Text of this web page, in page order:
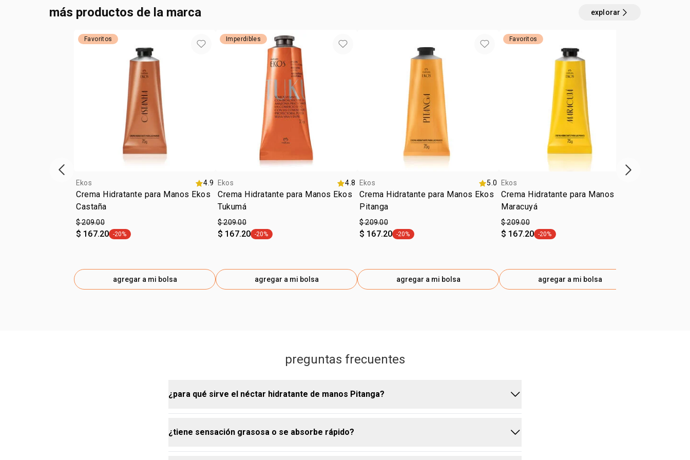
más productos de la marca explorar
Favoritos
Ekos 4.9
Crema Hidratante para Manos Ekos
Castaña
$ 209.00
$ 167.20 etiqueta -20%
-20%
agregar a mi bolsa
Imperdibles
Ekos 4.8
Crema Hidratante para Manos Ekos
Tukumá
$ 209.00
$ 167.20 etiqueta -20%
-20%
agregar a mi bolsa
Ekos 5.0
Crema Hidratante para Manos Ekos
Pitanga
$ 209.00
$ 167.20 etiqueta -20%
-20%
agregar a mi bolsa
Favoritos
Ekos
Crema Hidratante para Manos Ekos
Maracuyá
$ 209.00
$ 167.20 etiqueta -20%
-20%
agregar a mi bolsa
ítem anterior próximo item
preguntas frecuentes
¿para qué sirve el néctar hidratante de manos Pitanga?
la crema hidratante para manos Pitanga está formulada para hidratar profundamente,
¿tiene sensación grasosa o se absorbe rápido?